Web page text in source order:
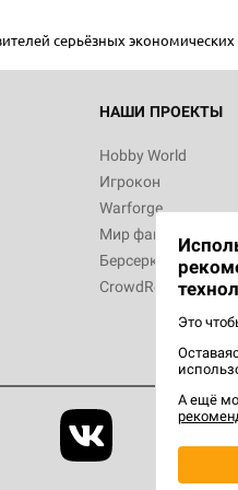
серьёзных экономических
НАШИ ПРОЕКТЫ
Hobby World
Игрокон
Warforge
Мир фантастики
Берсерк
CrowdRepublic
Это
А ещё